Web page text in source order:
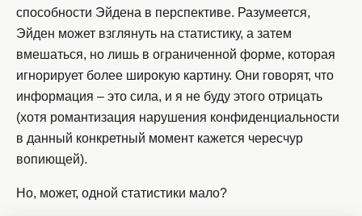
способности Эйдена в перспективе. Разумеется,
Эйден может взглянуть на статистику, а затем
вмешаться, но лишь в ограниченной форме, которая
игнорирует более широкую картину. Они говорят, что
информация – это сила, и я не буду этого отрицать
(хотя романтизация нарушения конфиденциальности
в данный конкретный момент кажется чересчур
вопиющей).
Но, может, одной статистики мало?